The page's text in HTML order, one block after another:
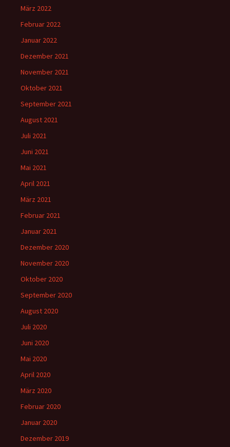
März 2022
Februar 2022
Januar 2022
Dezember 2021
November 2021
Oktober 2021
September 2021
August 2021
Juli 2021
Juni 2021
Mai 2021
April 2021
März 2021
Februar 2021
Januar 2021
Dezember 2020
November 2020
Oktober 2020
September 2020
August 2020
Juli 2020
Juni 2020
Mai 2020
April 2020
März 2020
Februar 2020
Januar 2020
Dezember 2019